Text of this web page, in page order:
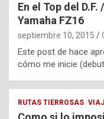
En el Top del
Yamaha FZ16
septiembre 10, 2015
Este post de hace
cómo me inicie
RUTAS TIERROSAS